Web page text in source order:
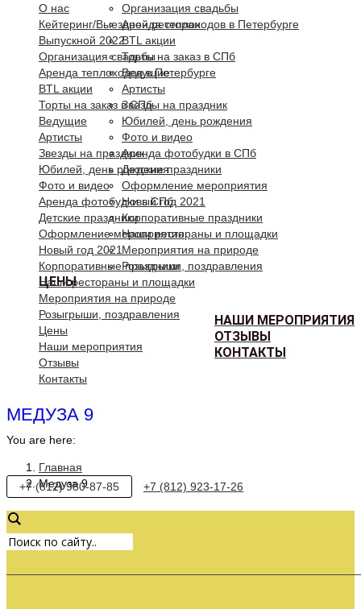
Организация свадьбы
Аренда теплоходов в Петербурге
BTL акции
Торты на заказ в СПб
Ведущие
Артисты
Звезды на праздник
Юбилей, день рождения
Фото и видео
Аренда фотобудки в СПб
Детские праздники
Оформление мероприятия
Новый год 2021
Корпоративные праздники
Наши рестораны и площадки
Мероприятия на природе
Розыгрыши, поздравления
ЦЕНЫ
НАШИ МЕРОПРИЯТИЯ
ОТЗЫВЫ
КОНТАКТЫ
О нас
Кейтеринг/Выездной ресторан
Выпускной 2022
Организация свадьбы
Аренда теплоходов в Петербурге
BTL акции
Торты на заказ в СПб
Ведущие
Артисты
Звезды на праздник
Юбилей, день рождения
Фото и видео
Аренда фотобудки в СПб
Детские праздники
Оформление мероприятия
Новый год 2021
Корпоративные праздники
Наши рестораны и площадки
Мероприятия на природе
Розыгрыши, поздравления
Цены
Наши мероприятия
Отзывы
Контакты
МЕДУЗА 9
You are here:
Главная
Медуза 9
+7 (812) 980-87-85 +7 (812) 923-17-26